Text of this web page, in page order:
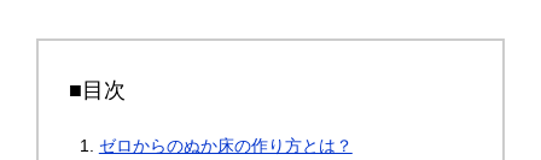
■目次
ゼロからのぬか床の作り方とは？